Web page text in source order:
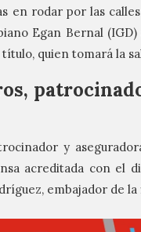
en rodar por las
Egan Bernal
quien tomará la
y
acreditada con el
embajador de